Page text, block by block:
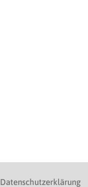
Datenschutzerklärung